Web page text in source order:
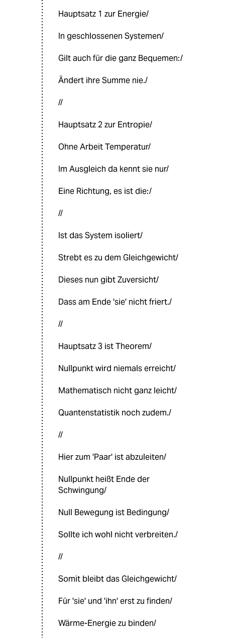
Hauptsatz 1 zur Energie/
In geschlossenen Systemen/
Gilt auch für die ganz Bequemen:/
Ändert ihre Summe nie./
//
Hauptsatz 2 zur Entropie/
Ohne Arbeit Temperatur/
Im Ausgleich da kennt sie nur/
Eine Richtung, es ist die:/
//
Ist das System isoliert/
Strebt es zu dem Gleichgewicht/
Dieses nun gibt Zuversicht/
Dass am Ende 'sie' nicht friert./
//
Hauptsatz 3 ist Theorem/
Nullpunkt wird niemals erreicht/
Mathematisch nicht ganz leicht/
Quantenstatistik noch zudem./
//
Hier zum 'Paar' ist abzuleiten/
Nullpunkt heißt Ende der
Schwingung/
Null Bewegung ist Bedingung/
Sollte ich wohl nicht verbreiten./
//
Somit bleibt das Gleichgewicht/
Für 'sie' und 'ihn' erst zu finden/
Wärme-Energie zu binden/